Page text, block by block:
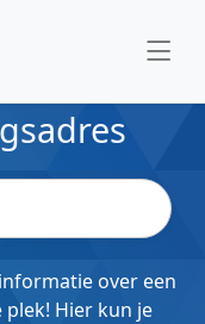
over een
plek! Hier kun je